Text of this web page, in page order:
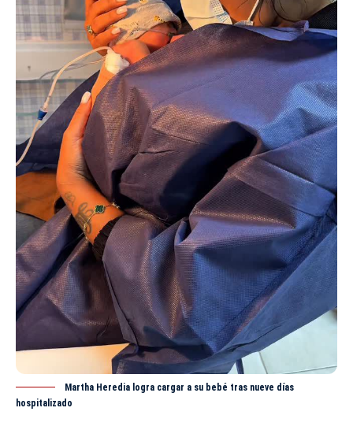
Martha Heredia logra cargar a su bebé tras nueve días
hospitalizado